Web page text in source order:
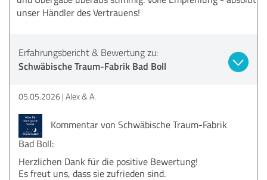
unser Händler des Vertrauens!
Erfahrungsbericht & Bewertung zu:
Schwäbische Traum-Fabrik Bad Boll
05.05.2026 Alex & A.
Kommentar von Schwäbische Traum-Fabrik
Bad Boll:
Herzlichen Dank für die positive Bewertung!
Es freut uns, dass sie zufrieden sind.